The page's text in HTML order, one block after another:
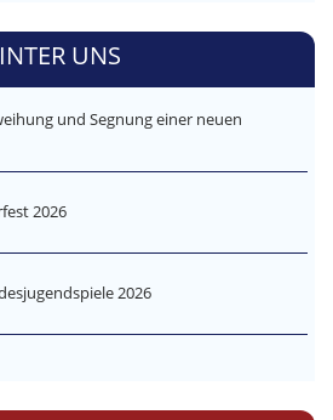
UNS
und Segnung einer neuen
2026
2026